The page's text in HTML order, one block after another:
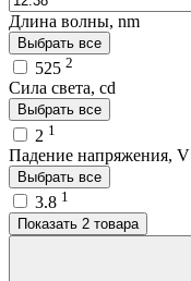
Длина волны, nm
Выбрать все
525 2
Сила света, cd
Выбрать все
2 1
Падение напряжения, V
Выбрать все
3.8 1
Показать 2 товара